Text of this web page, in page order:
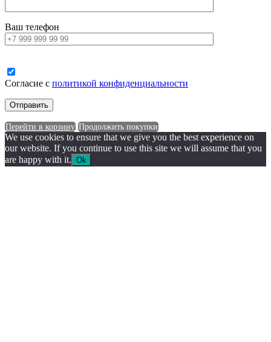
Ваш телефон
Согласие с политикой конфиденциальности
Перейти в корзину Продолжить покупки
We use cookies to ensure that we give you the best experience on
our website. If you continue to use this site we will assume that you
are happy with it. Ok